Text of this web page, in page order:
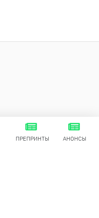
ПРЕПРИНТЫ АНОНСЫ